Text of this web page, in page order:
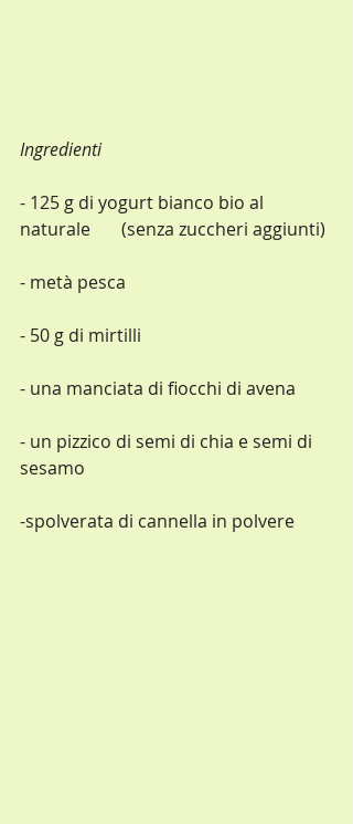
Ingredienti
- 125 g di yogurt bianco bio al
naturale       (senza zuccheri aggiunti)
- metà pesca
- 50 g di mirtilli
- una manciata di fiocchi di avena
- un pizzico di semi di chia e semi di
sesamo
-spolverata di cannella in polvere